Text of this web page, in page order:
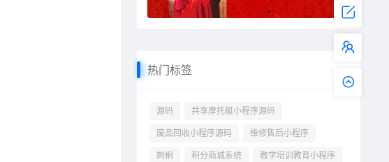
热门标签
源码 共享摩托艇小程序源码
废品回收小程序源码 维修售后小程序
刺桐 积分商城系统 教学培训教育小程序